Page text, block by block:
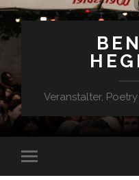
Veranstalter,